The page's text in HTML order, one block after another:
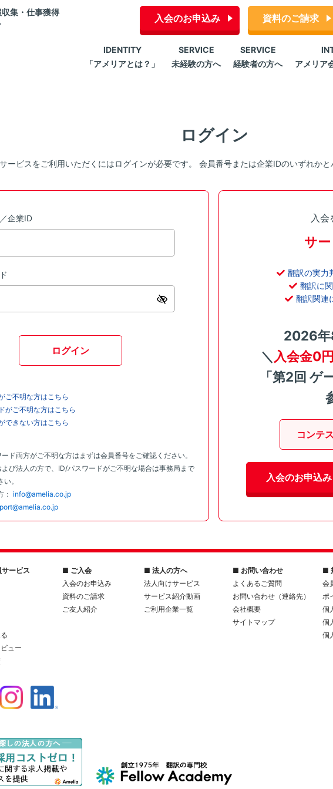
集・仕事獲得
入会のお申込み 資料のご請求
IDENTITY
「アメリアとは？」
SERVICE
未経験の方へ
SERVICE
経験者の方へ
アメリア
ログイン
ービスをご利用いただくにはログインが必要です。 会員番号または企業IDのいずれかと
企業ID
ログイン
ご不明な方はこちら
がご不明な方はこちら
できない方はこちら
ド両方がご不明な方はまずは会員番号をご確認ください。
び法人の方で、ID/パスワードがご不明な場合は事務局まで
。
： info@amelia.co.jp
入会
サ
翻訳の実力
翻訳に
翻訳関連
2026年
＼ 入会金0円
「第2回 ゲ
コンテ
入会のお申込み
ービス
ュー
■ ご入会
入会のお申込み
資料のご請求
ご友人紹介
■ 法人の方へ
法人向けサービス
サービス紹介動画
ご利用企業一覧
■ お問い合わせ
よくあるご質問
お問い合わせ（連絡先）
会社概要
サイトマップ
■
会
ポ
個
個
個